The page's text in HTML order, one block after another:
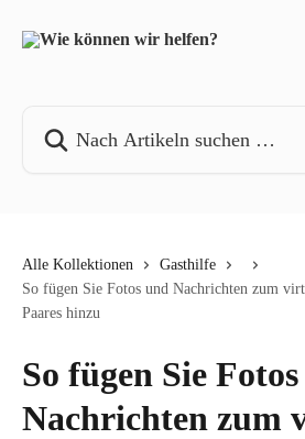
Alle Kollektionen
Gasthilfe
So fügen Sie Fotos und Nachrichten zum
Paares hinzu
So fügen Sie
Nachrichten zum